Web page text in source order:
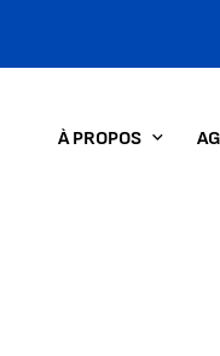
À PROPOS